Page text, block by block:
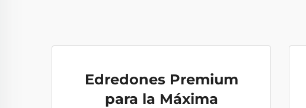
Edredones Premium
para la Máxima